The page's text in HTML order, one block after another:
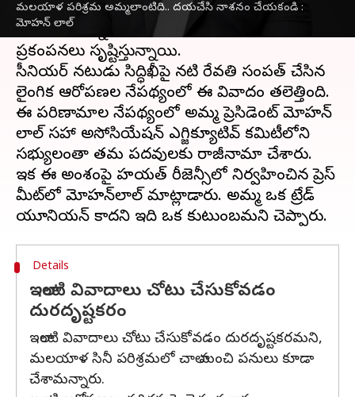
మలయాళ పరిశ్రమ అమ్మలాంటిది.. దయచేసి నాశనం చేయకండి :
మోహన్ లాల్
మలయాళ మూవీ ఆర్టిస్ట్స్ అసోసియేషన్‌లో ఇటీవల
చోటుచేసుకున్న పరిణామాలుమాలీవుడ్‌లో
ప్రకంపనలు సృష్టిస్తున్నాయి.
సీనియర్ నటుడు సిద్ధిఖీపై నటి రేవతి సంపత్ చేసిన
లైంగిక ఆరోపణల నేపథ్యంలో ఈ వివాదం తలెత్తింది.
ఈ పరిణామాల నేపథ్యంలో అమ్మ ప్రెసిడెంట్ మోహన్‌
లాల్ సహా అసోసియేషన్ ఎగ్జిక్యూటివ్ కమిటీలోని
సభ్యులంతా తమ పదవులకు రాజీనామా చేశారు.
ఇక ఈ అంశంపై హయత్ రీజెన్సీలో నిర్వహించిన ప్రెస్
మీట్‌లో మోహన్‌లాల్ మాట్లాడారు. అమ్మ ఒక ట్రేడ్
Details
ఇలాంటి వివాదాలు చోటు చేసుకోవడం
దురదృష్టకరం
ఇలాంటి వివాదాలు చోటు చేసుకోవడం దురదృష్టకరమని,
మలయాళ సినీ పరిశ్రమలో చాలా మంచి పనులు కూడా
చేశామన్నారు.